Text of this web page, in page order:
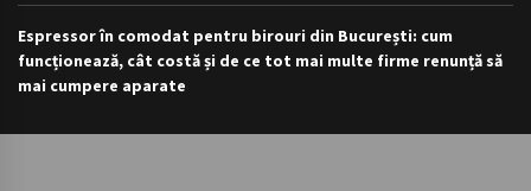
Espressor în comodat pentru birouri din București: cum
funcționează, cât costă și de ce tot mai multe firme renunță să
mai cumpere aparate